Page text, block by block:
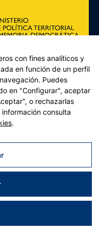
– Financiado por
por el Reglamento (UE)
Consejo, de 12 de febrero
|Accesibilidad|Mapa web
con fines analíticos y
en función de un perfil
Puedes
en "Configurar", aceptar
o rechazarlas
consulta
.